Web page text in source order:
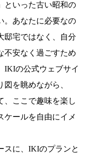
といった古い昭和の
。あなたに必要なの
邸宅ではなく、自分
不安なく過ごすため
IKIの公式ウェブサイ
図を眺めながら、
、ここで趣味を楽し
ケールを自由にイメ
スに、IKIのプランと